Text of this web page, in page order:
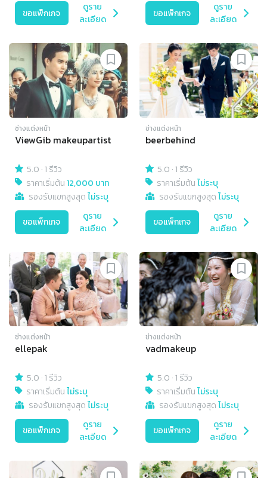
ขอแพ็กเกจ
ดูราย
ละเอียด
ขอแพ็กเกจ
ดูราย
ละเอียด
ช่างแต่งหน้า
ViewGib makeupartist
5.0 ·1 รีวิว
ราคาเริ่มต้น12,000 บาท
รองรับแขกสูงสุดไม่ระบุ
ขอแพ็กเกจ
ดูราย
ละเอียด
ช่างแต่งหน้า
beerbehind
5.0 ·1 รีวิว
ราคาเริ่มต้นไม่ระบุ
รองรับแขกสูงสุดไม่ระบุ
ขอแพ็กเกจ
ดูราย
ละเอียด
ช่างแต่งหน้า
ellepak
5.0 ·1 รีวิว
ราคาเริ่มต้นไม่ระบุ
รองรับแขกสูงสุดไม่ระบุ
ขอแพ็กเกจ
ดูราย
ละเอียด
ช่างแต่งหน้า
vadmakeup
5.0 ·1 รีวิว
ราคาเริ่มต้นไม่ระบุ
รองรับแขกสูงสุดไม่ระบุ
ขอแพ็กเกจ
ดูราย
ละเอียด